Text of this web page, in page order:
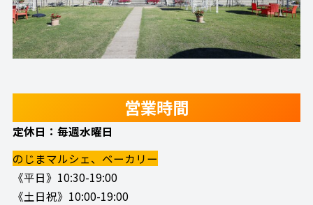
営業時間
定休日：毎週水曜日
のじまマルシェ、ベーカリー
《平日》10:30-19:00
《土日祝》10:00-19:00